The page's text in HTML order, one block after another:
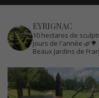
EYRIGNAC
10 hectares de
jours de l'année 🌿🌳
Beaux Jardins de